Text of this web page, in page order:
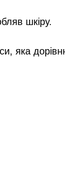
шкіру.
яка